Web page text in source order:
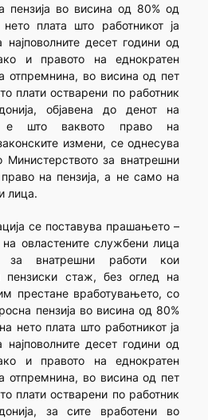
пензија во висина од 80% од
плата што работникот ја
десет години од
и правото на еднократен
отпремнина, во висина од пет
плати остварени по работник
објавена до денот на
е што ваквото право на
измени, се однесува
Министерството за внатрешни
на пензија, а не само на
лица.
се поставува прашањето –
овластените службени лица
за внатрешни работи кои
стаж, без оглед на
престане вработувањето, со
пензија во висина од 80%
нето плата што работникот ја
десет години од
и правото на еднократен
отпремнина, во висина од пет
плати остварени по работник
за сите вработени во